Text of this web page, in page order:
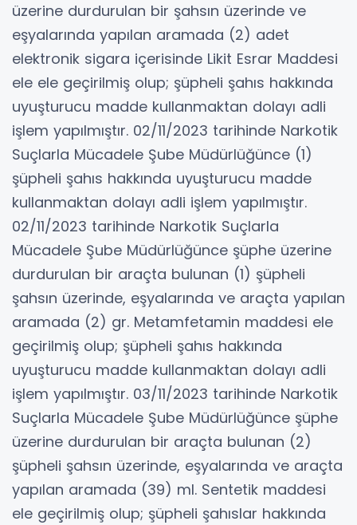
üzerine durdurulan bir şahsın üzerinde ve
eşyalarında yapılan aramada (2) adet
elektronik sigara içerisinde Likit Esrar Maddesi
ele ele geçirilmiş olup; şüpheli şahıs hakkında
uyuşturucu madde kullanmaktan dolayı adli
işlem yapılmıştır. 02/11/2023 tarihinde Narkotik
Suçlarla Mücadele Şube Müdürlüğünce (1)
şüpheli şahıs hakkında uyuşturucu madde
kullanmaktan dolayı adli işlem yapılmıştır.
02/11/2023 tarihinde Narkotik Suçlarla
Mücadele Şube Müdürlüğünce şüphe üzerine
durdurulan bir araçta bulunan (1) şüpheli
şahsın üzerinde, eşyalarında ve araçta yapılan
aramada (2) gr. Metamfetamin maddesi ele
geçirilmiş olup; şüpheli şahıs hakkında
uyuşturucu madde kullanmaktan dolayı adli
işlem yapılmıştır. 03/11/2023 tarihinde Narkotik
Suçlarla Mücadele Şube Müdürlüğünce şüphe
üzerine durdurulan bir araçta bulunan (2)
şüpheli şahsın üzerinde, eşyalarında ve araçta
yapılan aramada (39) ml. Sentetik maddesi
ele geçirilmiş olup; şüpheli şahıslar hakkında